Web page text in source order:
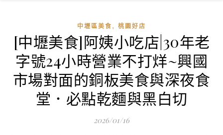
中壢區美食 , 桃園好店
[中壢美食]阿姨小吃店|30年老
字號24小時營業不打烊~興國
市場對面的銅板美食與深夜食
堂．必點乾麵與黑白切
2026/01/16